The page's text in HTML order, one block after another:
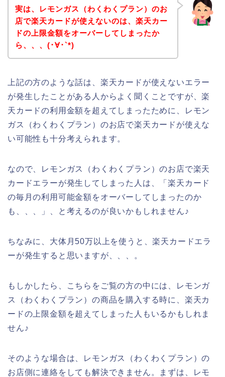
実は、レモンガス（わくわくプラン）のお
店で楽天カードが使えないのは、楽天カー
ドの上限金額をオーバーしてしまったか
ら、、、(･∀･`*)
上記の方のような話は、楽天カードが使えないエラー
が発生したことがある人からよく聞くことですが、楽
天カードの利用金額を超えてしまったために、レモン
ガス（わくわくプラン）のお店で楽天カードが使えな
い可能性も十分考えられます。
なので、レモンガス（わくわくプラン）のお店で楽天
カードエラーが発生してしまった人は、「楽天カード
の毎月の利用可能金額をオーバーしてしまったのか
も、、、」、と考えるのが良いかもしれません♪
ちなみに、大体月50万以上を使うと、楽天カードエラ
ーが発生すると思いますが、、、。
もしかしたら、こちらをご覧の方の中には、レモンガ
ス（わくわくプラン）の商品を購入する時に、楽天カ
ードの上限金額を超えてしまった人もいるかもしれま
せん♪
そのような場合は、レモンガス（わくわくプラン）の
お店側に連絡をしても解決できません。まずは、レモ